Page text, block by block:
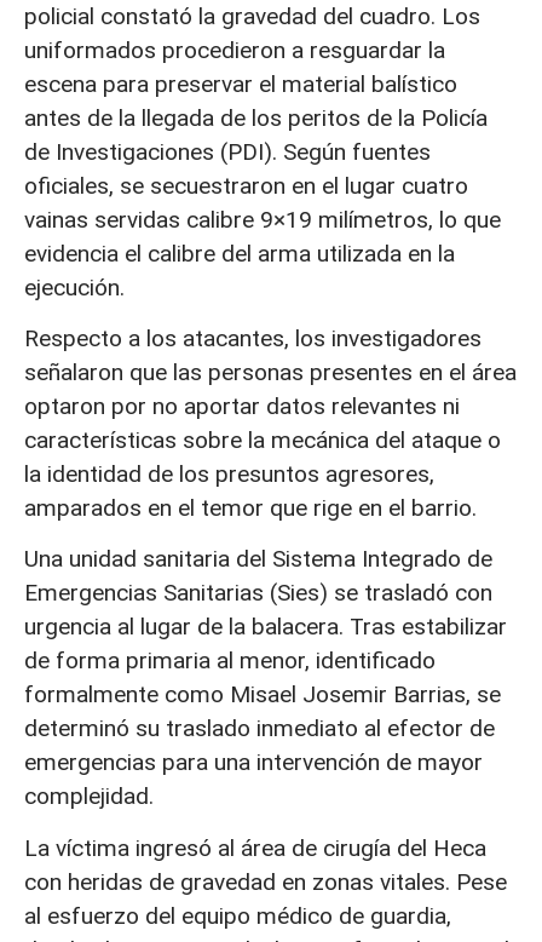
policial constató la gravedad del cuadro. Los
uniformados procedieron a resguardar la
escena para preservar el material balístico
antes de la llegada de los peritos de la Policía
de Investigaciones (PDI). Según fuentes
oficiales, se secuestraron en el lugar cuatro
vainas servidas calibre 9×19 milímetros, lo que
evidencia el calibre del arma utilizada en la
ejecución.
Respecto a los atacantes, los investigadores
señalaron que las personas presentes en el área
optaron por no aportar datos relevantes ni
características sobre la mecánica del ataque o
la identidad de los presuntos agresores,
amparados en el temor que rige en el barrio.
Una unidad sanitaria del Sistema Integrado de
Emergencias Sanitarias (Sies) se trasladó con
urgencia al lugar de la balacera. Tras estabilizar
de forma primaria al menor, identificado
formalmente como Misael Josemir Barrias, se
determinó su traslado inmediato al efector de
emergencias para una intervención de mayor
complejidad.
La víctima ingresó al área de cirugía del Heca
con heridas de gravedad en zonas vitales. Pese
al esfuerzo del equipo médico de guardia,